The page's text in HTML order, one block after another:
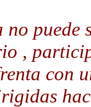
puede
,
con